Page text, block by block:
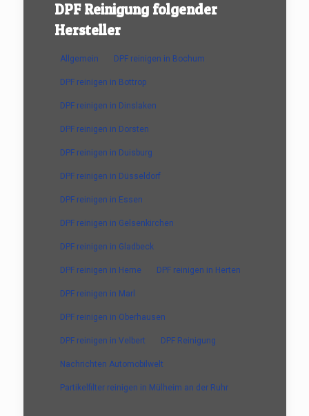
DPF Reinigung folgender
Hersteller
Allgemein DPF reinigen in Bochum
DPF reinigen in Bottrop
DPF reinigen in Dinslaken
DPF reinigen in Dorsten
DPF reinigen in Duisburg
DPF reinigen in Düsseldorf
DPF reinigen in Essen
DPF reinigen in Gelsenkirchen
DPF reinigen in Gladbeck
DPF reinigen in Herne DPF reinigen in Herten
DPF reinigen in Marl
DPF reinigen in Oberhausen
DPF reinigen in Velbert DPF Reinigung
Nachrichten Automobilwelt
Partikelfilter reinigen in Mülheim an der Ruhr